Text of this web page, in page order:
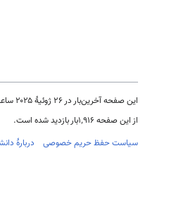
این صفحه آخرین‌بار در ‏۲۶ ژوئیهٔ ۲۰۲۵ ساعت ‏۰۸:۲۶ ویرایش شده است.
از این صفحه ۱٬۹۱۶بار بازدید شده است.
سیاست حفظ حریم خصوصی
دربارهٔ